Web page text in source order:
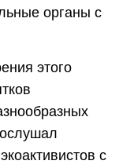
органы с
этого
с